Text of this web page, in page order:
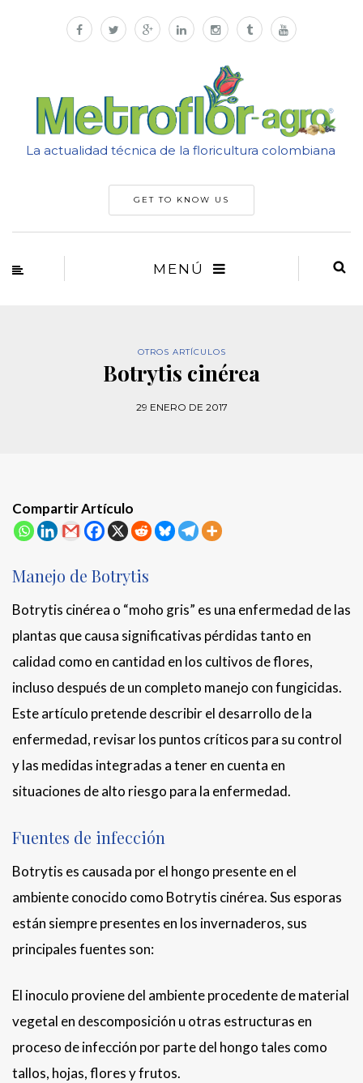
La actualidad técnica de la floricultura colombiana
GET TO KNOW US
MENÚ
OTROS ARTÍCULOS
Botrytis cinérea
29 ENERO DE 2017
Compartir Artículo
Manejo de Botrytis
Botrytis cinérea o “moho gris” es una enfermedad de las
plantas que causa significativas pérdidas tanto en
calidad como en cantidad en los cultivos de flores,
incluso después de un completo manejo con fungicidas.
Este artículo pretende describir el desarrollo de la
enfermedad, revisar los puntos críticos para su control
y las medidas integradas a tener en cuenta en
situaciones de alto riesgo para la enfermedad.
Fuentes de infección
Botrytis es causada por el hongo presente en el
ambiente conocido como Botrytis cinérea. Sus esporas
están siempre presentes en los invernaderos, sus
principales fuentes son:
El inoculo proviene del ambiente procedente de material
vegetal en descomposición u otras estructuras en
proceso de infección por parte del hongo tales como
tallos, hojas, flores y frutos.